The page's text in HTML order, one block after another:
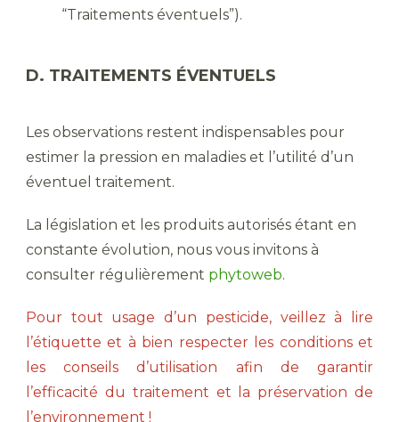
“Traitements éventuels”).
D. TRAITEMENTS ÉVENTUELS
Les observations restent indispensables pour
estimer la pression en maladies et l’utilité d’un
éventuel traitement.
La législation et les produits autorisés étant en
constante évolution, nous vous invitons à
consulter régulièrement phytoweb.
Pour tout usage d’un pesticide, veillez à lire
l’étiquette et à bien respecter les conditions et
les conseils d’utilisation afin de garantir
l’efficacité du traitement et la préservation de
l’environnement !